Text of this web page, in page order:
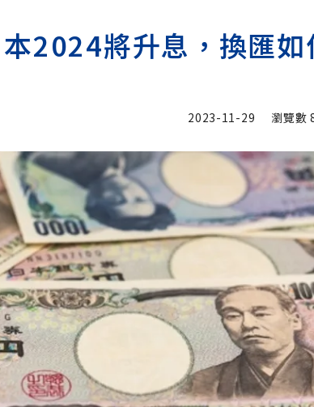
2024將升息，換匯如
2023-11-29 瀏覽數